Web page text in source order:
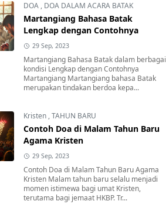
DOA , DOA DALAM ACARA BATAK
Martangiang Bahasa Batak
Lengkap dengan Contohnya
29 Sep, 2023
Martangiang Bahasa Batak dalam berbagai
kondisi Lengkap dengan Contohnya
Martangiang Martangiang bahasa Batak
merupakan tindakan berdoa kepa...
Kristen ,TAHUN BARU
Contoh Doa di Malam Tahun Baru
Agama Kristen
29 Sep, 2023
Contoh Doa di Malam Tahun Baru Agama
Kristen Malam tahun baru selalu menjadi
momen istimewa bagi umat Kristen,
terutama bagi jemaat HKBP. Tr...